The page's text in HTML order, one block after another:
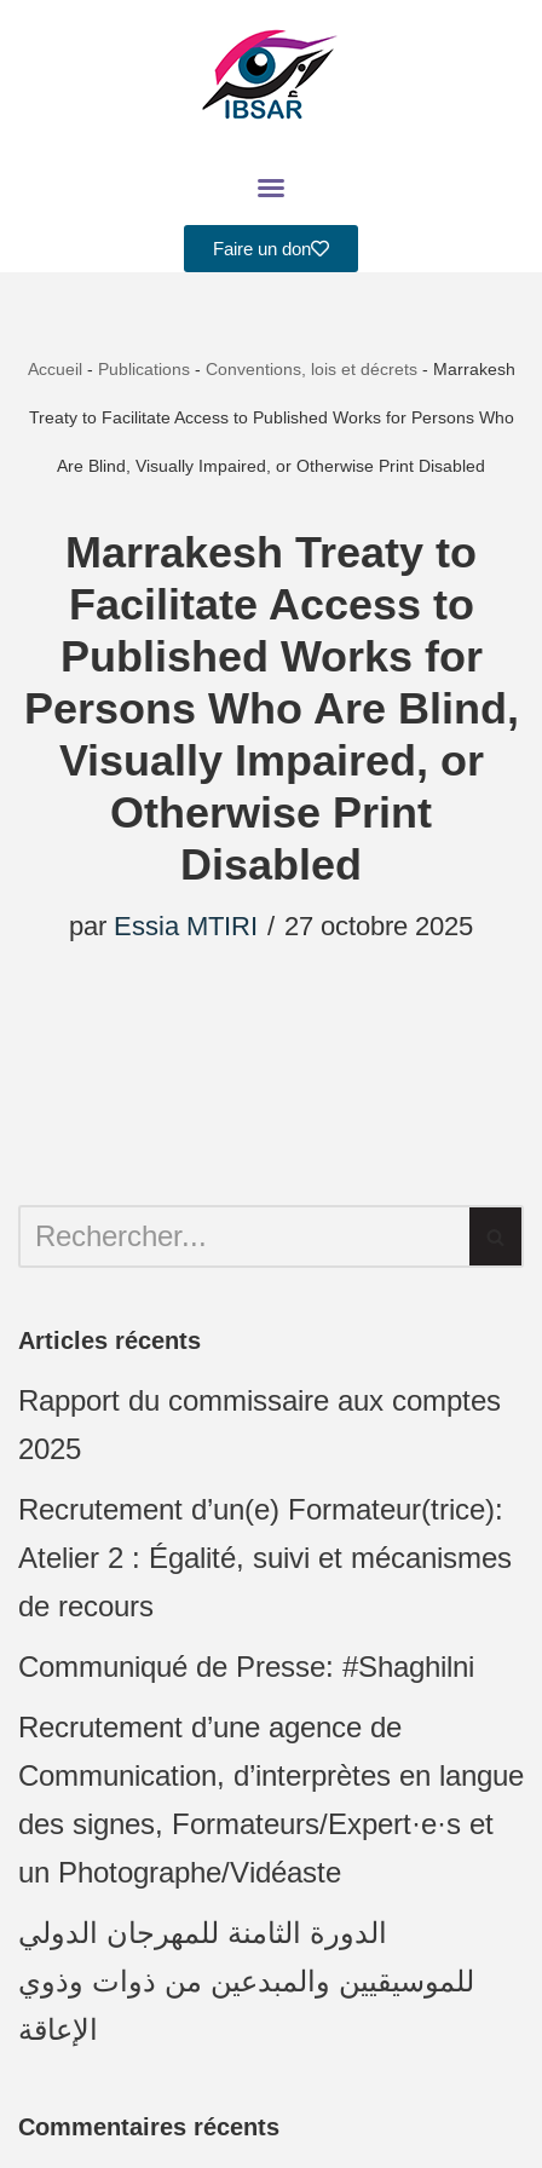
Faire un don
Accueil- Publications- Conventions, lois et décrets- Marrakesh
Treaty to Facilitate Access to Published Works for Persons Who
Are Blind, Visually Impaired, or Otherwise Print Disabled
Marrakesh Treaty to
Facilitate Access to
Published Works for
Persons Who Are Blind,
Visually Impaired, or
Otherwise Print
Disabled
par Essia MTIRI 27 octobre 2025
Articles récents
Rapport du commissaire aux comptes
2025
Recrutement d’un(e) Formateur(trice):
Atelier 2 : Égalité, suivi et mécanismes
de recours
Communiqué de Presse: #Shaghilni
Recrutement d’une agence de
Communication, d’interprètes en langue
des signes, Formateurs/Expert·e·s et
un Photographe/Vidéaste
الدورة الثامنة للمهرجان الدولي
للموسيقيين والمبدعين من ذوات وذوي
الإعاقة
Commentaires récents